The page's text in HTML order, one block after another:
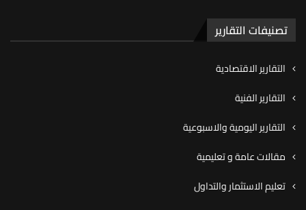
تصنيفات التقارير
التقارير الاقتصادية
التقارير الفنية
التقارير اليومية والاسبوعية
مقالات عامة و تعليمية
تعليم الاستثمار والتداول